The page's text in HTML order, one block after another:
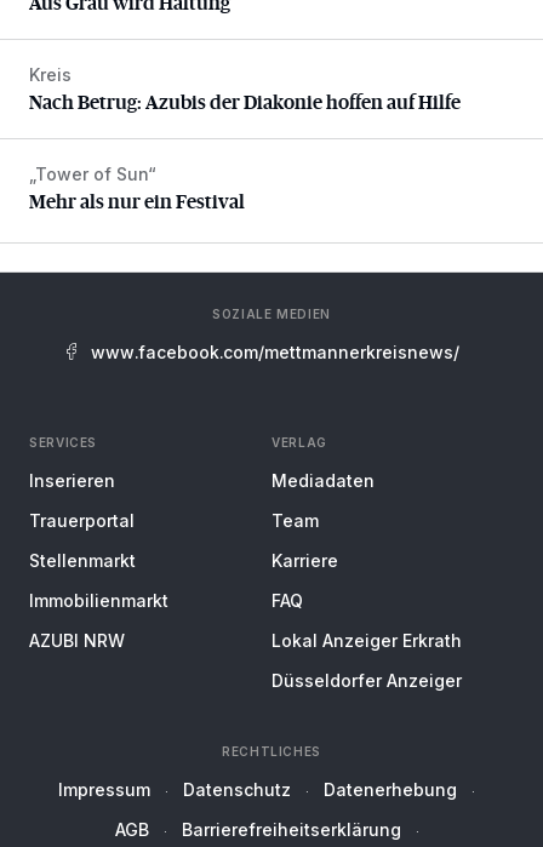
Nach Betrug: Azubis der Diakonie hoffen auf Hilfe
Kreis
Nach Betrug: Azubis der Diakonie hoffen auf Hilfe
Mehr als nur ein Festival
„Tower of Sun“
Mehr als nur ein Festival
SOZIALE MEDIEN
www.facebook.com/mettmannerkreisnews/
SERVICES
Inserieren
Trauerportal
Stellenmarkt
Immobilienmarkt
AZUBI NRW
VERLAG
Mediadaten
Team
Karriere
FAQ
Lokal Anzeiger Erkrath
Düsseldorfer Anzeiger
RECHTLICHES
Impressum Datenschutz
Datenerhebung
AGB
Barrierefreiheitserklärung